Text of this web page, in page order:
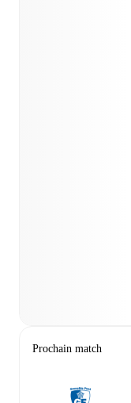
Prochain match